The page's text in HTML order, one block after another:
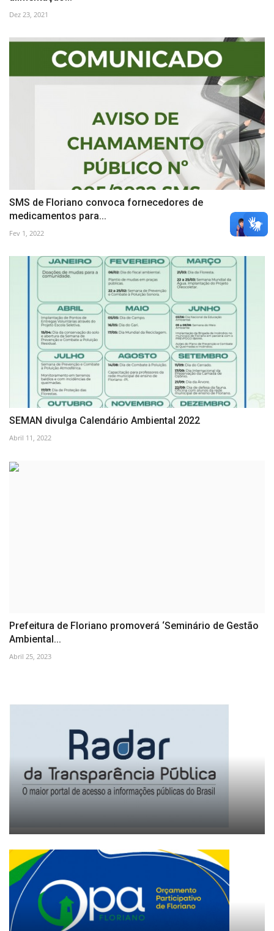
Dez 23, 2021
SMS de Floriano convoca fornecedores de
medicamentos para...
Fev 1, 2022
SEMAN divulga Calendário Ambiental 2022
Abril 11, 2022
Prefeitura de Floriano promoverá ‘Seminário de Gestão
Ambiental...
Abril 25, 2023